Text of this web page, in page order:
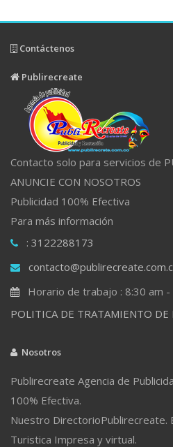
Contáctenos
Publirecreate
Contacto solo para servicios de
ANUNCIE CON NOSOTROS
Publicidad 100% Efectiva
Para más información
: 3122288173
Horario de trabajo : 8:30 am -
POLITICA DE TRATAMIENTO DE
Nosotros
Publirecreate Agencia de
100% Efectiva.
Nuestro DirectorioPublirecreate.
Turistica Impresa y virtual.